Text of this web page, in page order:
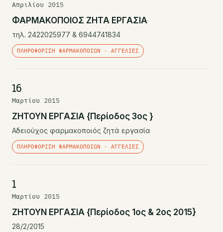
Απριλίου 2015
ΦΑΡΜΑΚΟΠΟΙΟΣ ΖΗΤΑ ΕΡΓΑΣΙΑ
τηλ. 2422025977 & 6944741834
ΠΛΗΡΟΦΌΡΙΣΗ ΦΑΡΜΑΚΟΠΟΙΏΝ - ΑΓΓΕΛΊΕΣ
16
Μαρτίου 2015
ΖΗΤΟΥΝ ΕΡΓΑΣΙΑ {Περίοδος 3ος }
Αδειούχος φαρμακοποιός ζητά εργασία
ΠΛΗΡΟΦΌΡΙΣΗ ΦΑΡΜΑΚΟΠΟΙΏΝ - ΑΓΓΕΛΊΕΣ
1
Μαρτίου 2015
ΖΗΤΟΥΝ ΕΡΓΑΣΙΑ {Περίοδος 1ος & 2ος 2015}
28/2/2015